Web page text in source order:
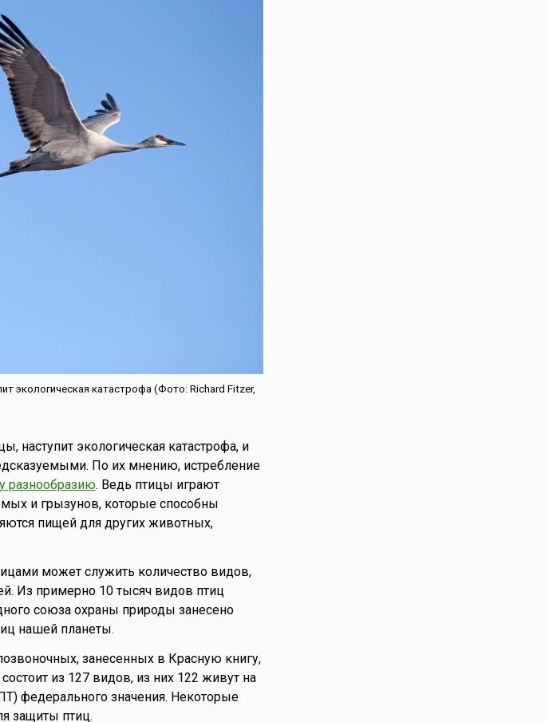
экологическая катастрофа (Фото: Richard Fitzer,
наступит экологическая катастрофа, и
По их мнению, истребление
разнообразию. Ведь птицы играют
и грызунов, которые способны
пищей для других животных,
может служить количество видов,
Из примерно 10 тысяч видов птиц
союза охраны природы занесено
нашей планеты.
занесенных в Красную книгу,
из 127 видов, из них 122 живут на
федерального значения. Некоторые
защиты птиц.